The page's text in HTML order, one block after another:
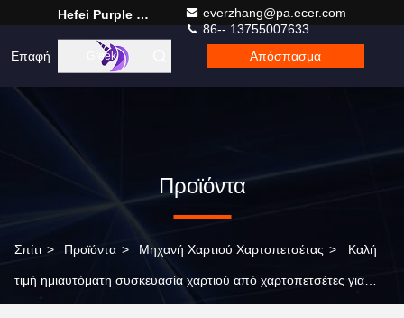
Hefei Purple Horn E-Commerce Co., Ltd.
everzhang@pa.ecer.com
86-- 13755007633
Επαφή
Greek Απόσπασμα
Προϊόντα
Σπίτι > Προϊόντα > Μηχανή Χαρτιού Χαρτοπετσέτας > Καλή
τιμή ημιαυτόματη συσκευασία χαρτιού από χαρτοπετσέτες για